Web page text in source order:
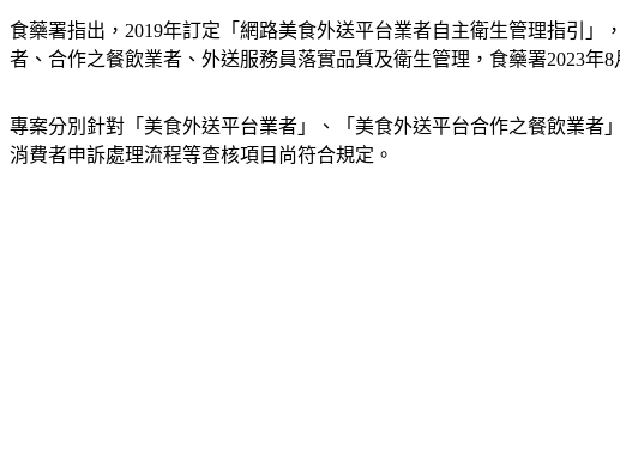
食藥署指出，2019年訂定「網路美食外送平台業者自主衛生管理指引
者、合作之餐飲業者、外送服務員落實品質及衛生管理，食藥署2023年
專案分別針對「美食外送平台業者」、「美食外送平台合作之餐飲業
消費者申訴處理流程等查核項目尚符合規定。